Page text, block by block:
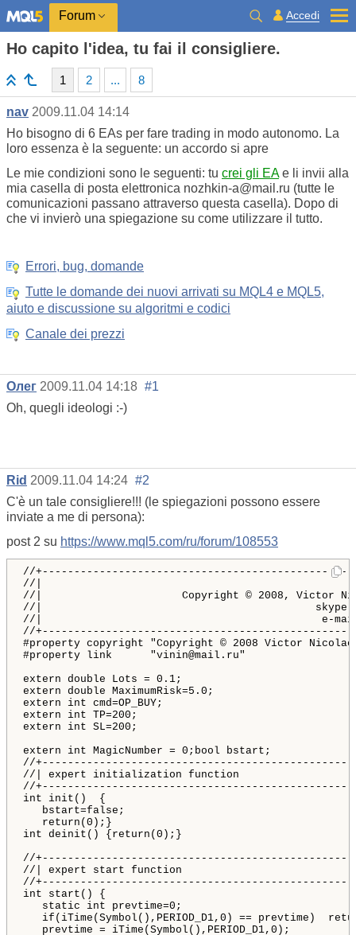
Forum Accedi
Ho capito l'idea, tu fai il consigliere.
1 2 ... 8
nav 2009.11.04 14:14
Ho bisogno di 6 EAs per fare trading in modo autonomo. La
loro essenza è la seguente: un accordo si apre
Le mie condizioni sono le seguenti: tu crei gli EAe li invii alla
mia casella di posta elettronica nozhkin-a@mail.ru (tutte le
comunicazioni passano attraverso questa casella). Dopo di
che vi invierò una spiegazione su come utilizzare il tutto.
Errori, bug, domande
Tutte le domande dei nuovi arrivati su MQL4 e MQL5,
aiuto e discussione su algoritmi e codici
Canale dei prezzi
Олег 2009.11.04 14:18 #1
Oh, quegli ideologi :-)
Rid 2009.11.04 14:24 #2
C'è un tale consigliere!!! (le spiegazioni possono essere
inviate a me di persona):
post 2 su https://www.mql5.com/ru/forum/108553
//
//|
//|                      Copyright © 2008, Victor
//|                                           skype:
//|                                            e-mail:
//
#property copyright "Copyright © 2008 Victor
#property link "vinin@mail.ru"
extern double Lots = 0.1;
extern double MaximumRisk=5.0 ;
extern
int cmd=OP_BUY;
extern
int TP=200 ;
extern
int SL=200 ;
extern
int MagicNumber = 0 ; bool bstart ;
//
//| expert initialization function
//
int init ( )
{
   bstart
=false ;
return (0 ) ; }
int deinit ( ) {return (0 ) ; }
//
//| expert start function
//
int start ( )
{
static
int prevtime=0 ;
if ( iTime (Symbol ( ) , PERIOD_D1, 0 ) == prevtime )
   prevtime
= iTime (Symbol ( ) , PERIOD_D1, 0 ) ;